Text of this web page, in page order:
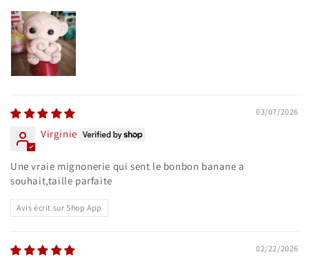
03/07/2026
Virginie
Une vraie mignonerie qui sent le bonbon banane a
souhait,taille parfaite
Avis écrit sur Shop App
02/22/2026